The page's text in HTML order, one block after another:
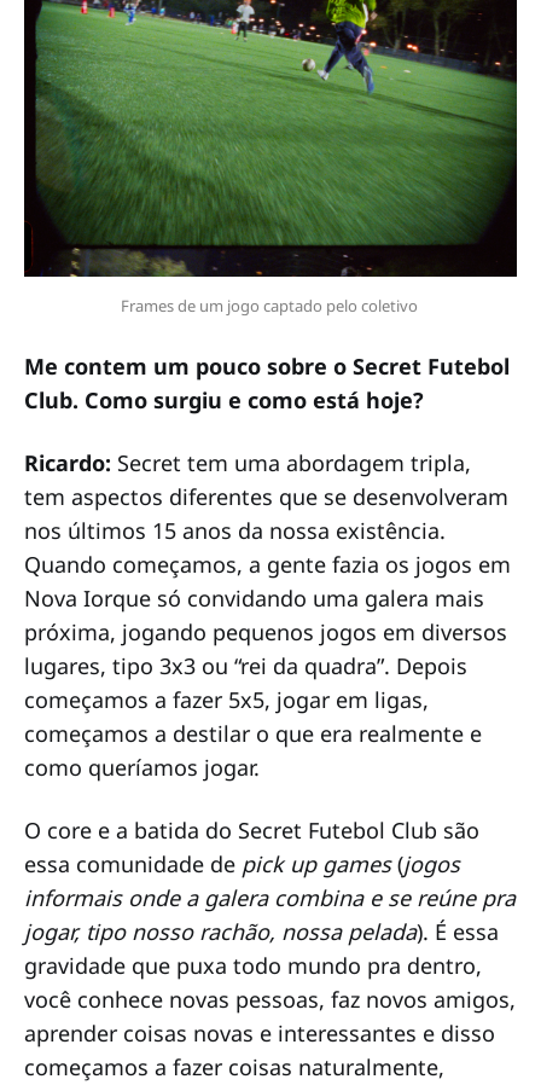
Frames de um jogo captado pelo coletivo
Me contem um pouco sobre o Secret Futebol
Club. Como surgiu e como está hoje?
Ricardo: Secret tem uma abordagem tripla,
tem aspectos diferentes que se desenvolveram
nos últimos 15 anos da nossa existência.
Quando começamos, a gente fazia os jogos em
Nova Iorque só convidando uma galera mais
próxima, jogando pequenos jogos em diversos
lugares, tipo 3x3 ou “rei da quadra”. Depois
começamos a fazer 5x5, jogar em ligas,
começamos a destilar o que era realmente e
como queríamos jogar.
O core e a batida do Secret Futebol Club são
essa comunidade de pick up games(jogos
informais onde a galera combina e se reúne pra
jogar, tipo nosso rachão, nossa pelada). É essa
gravidade que puxa todo mundo pra dentro,
você conhece novas pessoas, faz novos amigos,
aprender coisas novas e interessantes e disso
começamos a fazer coisas naturalmente,